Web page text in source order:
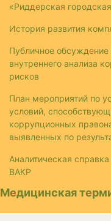
«Риддерская
История развития
Публичное обсуждение
внутреннего анализа
рисков
План мероприятий по
условий,
коррупционных
выявленных по
Аналитическая
ВАКР
Медицинская